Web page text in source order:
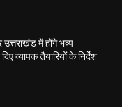
में होंगे भव्य
व्यापक तैयारियों के निर्देश